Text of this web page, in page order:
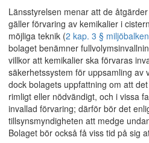
Länsstyrelsen menar att de
gäller förvaring av kemikalier i
möjliga teknik (2 kap. 3 § miljöbalken
bolaget benämner
villkor att kemikalier ska förvaras
säkerhetssystem för uppsamling av
dock bolagets uppfattning om att
rimligt eller nödvändigt, och i vissa
invallad förvaring; därför bör det
tillsynsmyndigheten att medge
Bolaget bör också få viss tid på sig